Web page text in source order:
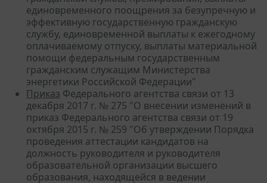
единовременного поощрения за безупречную и
эффективную государственную гражданскую
службу, единовременной выплаты к ежегодному
оплачиваемому отпуску, выплаты материальной
помощи федеральным государственным
гражданским служащим Министерства
энергетики Российской Федерации"
Приказ Федерального агентства связи от 13
декабря 2017 г. № 275 "О внесении изменений в
приказ Федерального агентства связи от 19
октября 2015 г. № 259 "Об утверждении Порядка
проведения аттестации кандидатов на
должность руководителя и руководителя
образовательной организации высшего
образования, находящейся в ведении